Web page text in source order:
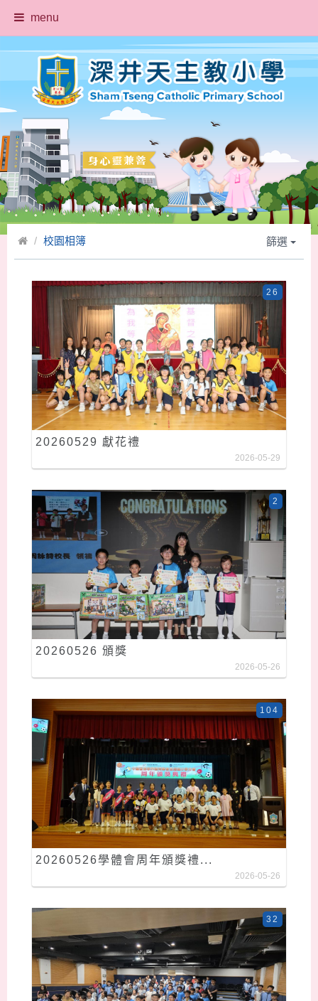
menu
校園相簿 篩選
20260529 獻花禮
26
2026-05-29
20260526 頒獎
2
2026-05-26
20260526學體會周年頒獎禮...
104
2026-05-26
32